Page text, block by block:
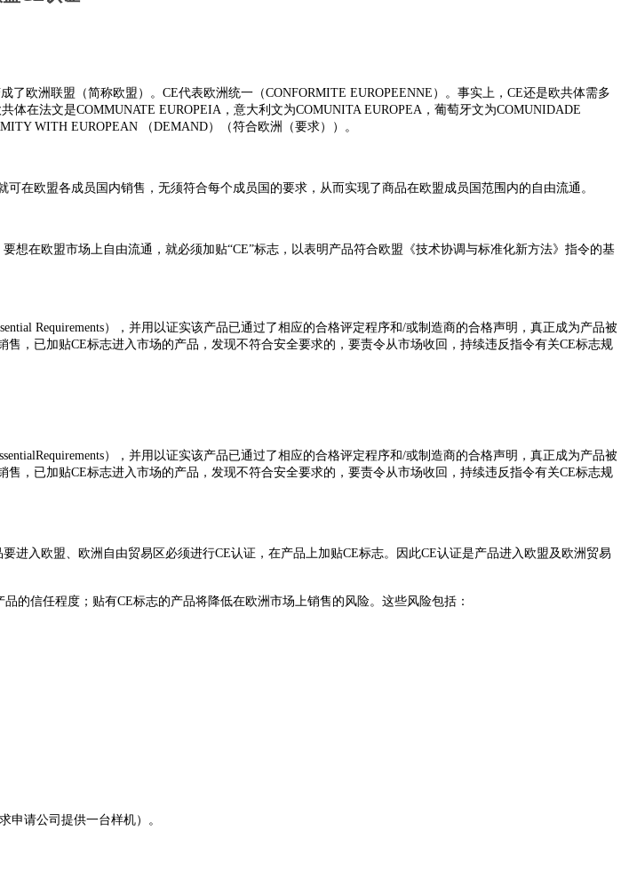
欧洲联盟（简称欧盟）。CE代表欧洲统一（CONFORMITE EUROPEENNE）。事实上，CE还是欧共体需多
在法文是COMMUNATE EUROPEIA，意大利文为COMUNITA EUROPEA，葡萄牙文为COMUNIDADE
WITH EUROPEAN （DEMAND）（符合欧洲（要求））。
在欧盟各成员国内销售，无须符合每个成员国的要求，从而实现了商品在欧盟成员国范围内的自由流通。
在欧盟市场上自由流通，就必须加贴“CE”标志，以表明产品符合欧盟《技术协调与标准化新方法》指令的基
Requirements），并用以证实该产品已通过了相应的合格评定程序和/或制造商的合格声明，真正成为产品被
，已加贴CE标志进入市场的产品，发现不符合安全要求的，要责令从市场收回，持续违反指令有关CE标志规
），并用以证实该产品已通过了相应的合格评定程序和/或制造商的合格声明，真正成为产品被
，已加贴CE标志进入市场的产品，发现不符合安全要求的，要责令从市场收回，持续违反指令有关CE标志规
入欧盟、欧洲自由贸易区必须进行CE认证，在产品上加贴CE标志。因此CE认证是产品进入欧盟及欧洲贸易
的信任程度；贴有CE标志的产品将降低在欧洲市场上销售的风险。这些风险包括：
求申请公司提供一台样机）。